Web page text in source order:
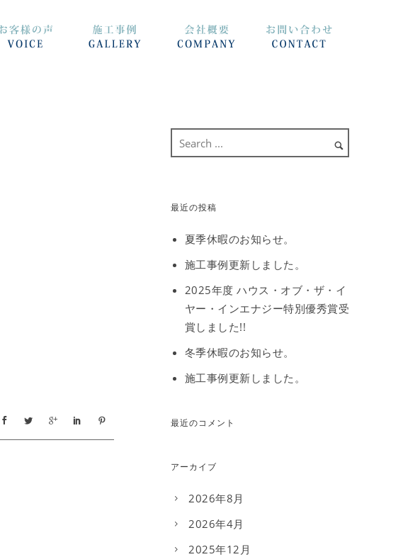
最近の投稿
夏季休暇のお知らせ。
施工事例更新しました。
2025年度 ハウス・オブ・ザ・イ
ヤー・インエナジー特別優秀賞受
賞しました!!
冬季休暇のお知らせ。
施工事例更新しました。
最近のコメント
アーカイブ
2026年8月
2026年4月
2025年12月